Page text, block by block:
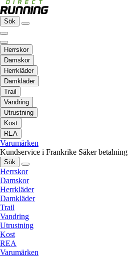
Sök
Herrskor
Damskor
Herrkläder
Damkläder
Trail
Vandring
Utrustning
Kost
REA
Varumärken
Kundservice i Frankrike Säker betalning
Sök
Herrskor
Damskor
Herrkläder
Damkläder
Trail
Vandring
Utrustning
Kost
REA
Varumärken